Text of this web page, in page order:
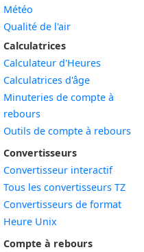
Météo
Qualité de l'air
Calculatrices
Calculateur d'Heures
Calculatrices d'âge
Minuteries de compte à
rebours
Outils de compte à rebours
Convertisseurs
Convertisseur interactif
Tous les convertisseurs TZ
Convertisseurs de format
Heure Unix
Compte à rebours